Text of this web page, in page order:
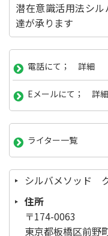
潜在意識活用法シ
達が承ります
電話にて； 詳細
Eメールにて； 詳細
ライター一覧
シルバメソッド
住所
〒174-0063
東京都板橋区前野